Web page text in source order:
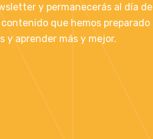
y permanecerás al día
que hemos
y aprender más y mejor.